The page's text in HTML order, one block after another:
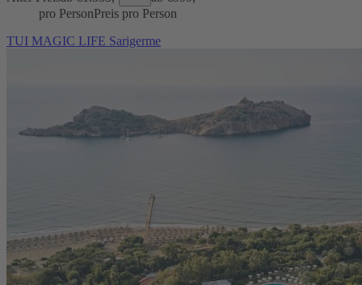
pro PersonPreis pro Person
TUI MAGIC LIFE Sarigerme